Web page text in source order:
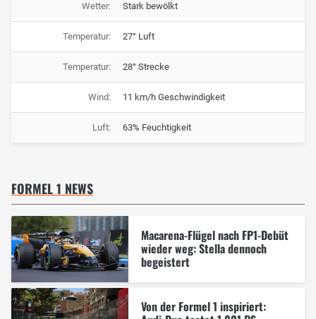
Wetter: Stark bewölkt
Temperatur: 27° Luft
Temperatur: 28° Strecke
Wind: 11 km/h Geschwindigkeit
Luft: 63% Feuchtigkeit
FORMEL 1 NEWS
Macarena-Flügel nach FP1-Debüt
wieder weg: Stella dennoch
begeistert
Von der Formel 1 inspiriert: